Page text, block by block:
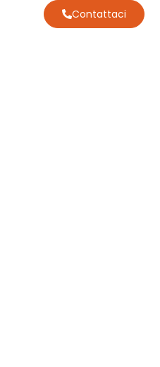
Contattaci